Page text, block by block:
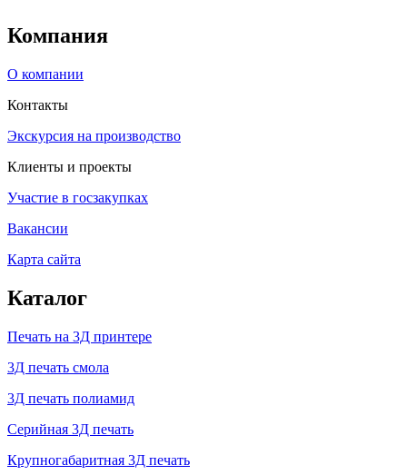
Компания
О компании
Контакты
Экскурсия на производство
Клиенты и проекты
Участие в госзакупках
Вакансии
Карта сайта
Каталог
Печать на 3Д принтере
3Д печать смола
3Д печать полиамид
Серийная 3Д печать
Крупногабаритная 3Д печать